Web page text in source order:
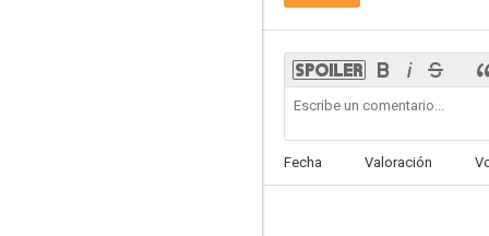
6.6
Fecha Valoración